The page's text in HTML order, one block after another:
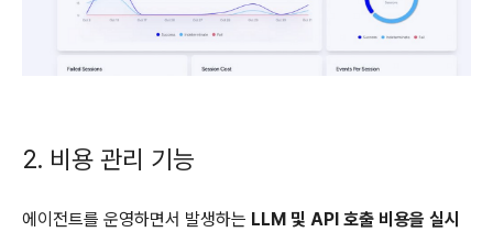
2. 비용 관리 기능
에이전트를 운영하면서 발생하는 LLM 및 API 호출 비용을 실시